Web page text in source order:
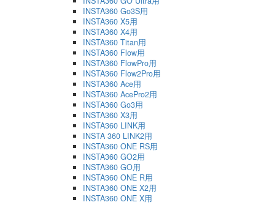
INSTA360 Go3S用
INSTA360 X5用
INSTA360 X4用
INSTA360 Titan用
INSTA360 Flow用
INSTA360 FlowPro用
INSTA360 Flow2Pro用
INSTA360 Ace用
INSTA360 AcePro2用
INSTA360 Go3用
INSTA360 X3用
INSTA360 LINK用
INSTA 360 LINK2用
INSTA360 ONE RS用
INSTA360 GO2用
INSTA360 GO用
INSTA360 ONE R用
INSTA360 ONE X2用
INSTA360 ONE X用